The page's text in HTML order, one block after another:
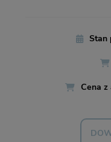
Stan
Cena z